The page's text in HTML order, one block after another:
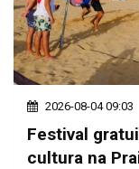
2026-08-04 09:03
Festival
cultura na